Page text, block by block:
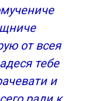
боль
от
от всея
тебе
и